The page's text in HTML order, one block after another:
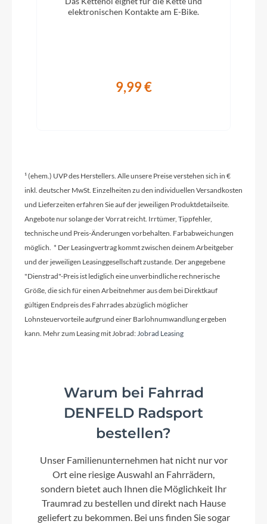
Aluminium, verstellbar
Griffe
Ergon GP10-L/GC10
Schaltwerk
Shimano Deore RD-M5120S-GS, 10 Gang
Kettenschaltung
Kurbelgarnitur
Kassette
Shimano CS-M4100, 11-42T
Lenker
elektronischen Kontakte am E-Bike.
9,99 €
¹ (ehem.) UVP des Herstellers. Alle unsere Preise verstehen sich in €
inkl. deutscher MwSt. Einzelheiten zu den individuellen Versandkosten
und Lieferzeiten erfahren Sie auf der jeweiligen Produktdetailseite.
Angebote nur solange der Vorrat reicht. Irrtümer, Tippfehler,
technische und Preis-Änderungen vorbehalten. Farbabweichungen
möglich. * Der Leasingvertrag kommt zwischen deinem Arbeitgeber
und der jeweiligen Leasinggesellschaft zustande. Der angegebene
"Dienstrad"-Preis ist lediglich eine unverbindliche rechnerische
Größe, die sich für einen Arbeitnehmer aus dem bei Direktkauf
gültigen Endpreis des Fahrrades abzüglich möglicher
Lohnsteuervorteile aufgrund einer Barlohnumwandlung ergeben
kann. Mehr zum Leasing mit Jobrad:Jobrad Leasing
Warum bei Fahrrad
DENFELD Radsport
bestellen?
Unser Familienunternehmen hat nicht nur vor
Ort eine riesige Auswahl an Fahrrädern,
sondern bietet auch Ihnen die Möglichkeit Ihr
Traumrad zu bestellen und direkt nach Hause
geliefert zu bekommen. Bei uns finden Sie sogar